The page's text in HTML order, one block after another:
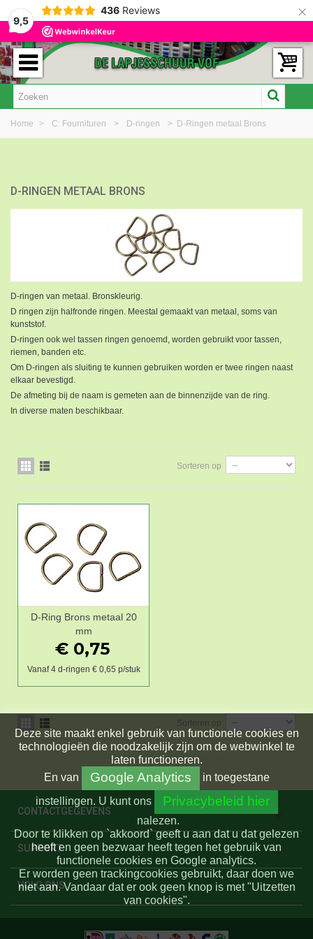
9,5
436 Reviews ×
Home > C: Fournituren > D-ringen > D-Ringen metaal Brons
D-RINGEN METAAL BRONS
D-ringen van metaal. Bronskleurig.
D ringen zijn halfronde ringen. Meestal gemaakt van metaal, soms van
kunststof.
D-ringen ook wel tassen ringen genoemd, worden gebruikt voor tassen,
riemen, banden etc.
Om D-ringen als sluiting te kunnen gebruiken worden er twee ringen naast
elkaar bevestigd.
De afmeting bij de naam is gemeten aan de binnenzijde van de ring.
In diverse maten beschikbaar.
Sorteren op
D-Ring Brons metaal 20
mm
€ 0,75
Vanaf 4 d-ringen € 0,65 p/stuk
Sorteren op
CONTACTGEGEVENS
SUPPORT
VOLG ONS
Deze site maakt enkel gebruik van functionele cookies en
technologieën die noodzakelijk zijn om de webwinkel te
laten functioneren.
En van Google Analytics
in toegestane
instellingen. U kunt ons Privacybeleid hier
nalezen.
Door te klikken op `akkoord` geeft u aan dat u dat gelezen
heeft en geen bezwaar heeft tegen het gebruik van
functionele cookies en Google analytics.
Er worden geen trackingcookies gebruikt, daar doen we
niet aan. Vandaar dat er ook geen knop is met "Uitzetten
van cookies".